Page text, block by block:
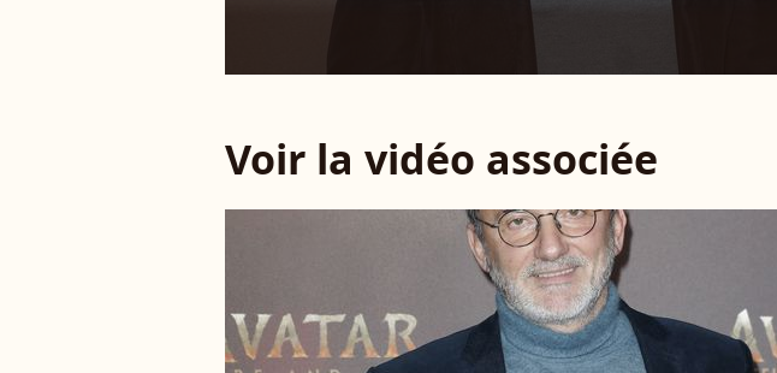
Voir la vidéo associée